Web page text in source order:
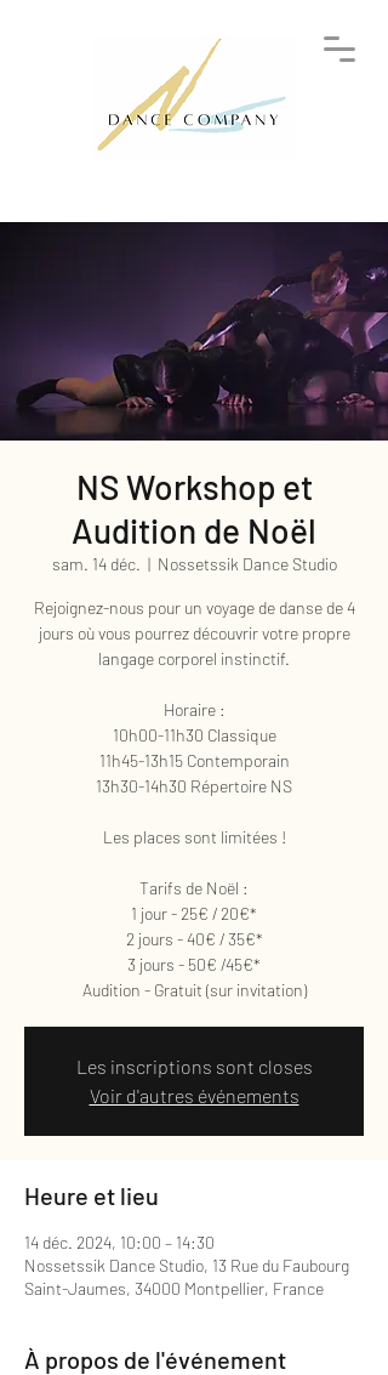
NS Workshop et
Audition de Noël
sam. 14 déc.
  |
Nossetssik Dance Studio
Rejoignez-nous pour un voyage de danse de 4
jours où vous pourrez découvrir votre propre
langage corporel instinctif.
Horaire :
10h00-11h30 Classique
11h45-13h15 Contemporain
13h30-14h30 Répertoire NS
Les places sont limitées !
Tarifs de Noël :
1 jour - 25€ / 20€*
2 jours - 40€ / 35€*
3 jours - 50€ /45€*
Audition - Gratuit (sur invitation)
Les inscriptions sont closes
Voir d'autres événements
Heure et lieu
14 déc. 2024, 10:00 – 14:30
Nossetssik Dance Studio, 13 Rue du Faubourg
Saint-Jaumes, 34000 Montpellier, France
À propos de l'événement